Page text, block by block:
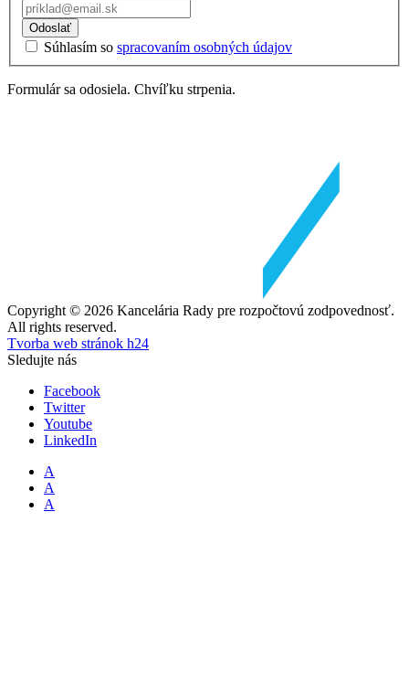
Odoslať
Súhlasím so spracovaním osobných údajov
Formulár sa odosiela. Chvíľku strpenia.
Copyright © 2026 Kancelária Rady pre rozpočtovú zodpovednosť.
All rights reserved.
Tvorba web stránok h24
Sledujte nás
Facebook
Twitter
Youtube
LinkedIn
A
A
A